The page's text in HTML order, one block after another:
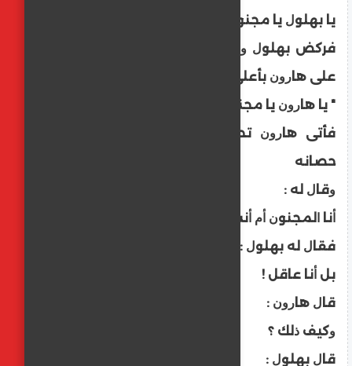
ﻳﺎ ﺑﻬﻠﻮﻝ ﻳﺎ ﻣﺠﻨﻮﻥ ﻣﺘﻰ ﺗﻌﻘﻞ ؟
ﻓﺮﻛﺾ ﺑﻬﻠﻮﻝ ﻭﺻﻌﺪ ﺇﻟﻰ ﺃﻋﻠﻰ ﺷﺠﺮﻩ ﺛﻢ ﻧﺎﺩﻯ
ﻋﻠﻰ ﻫﺎﺭﻭﻥ ﺑﺄﻋﻠﻰ ﺻﻮﺗﻪ :
" ﻳﺎ ﻫﺎﺭﻭﻥ ﻳﺎ ﻣﺠﻨﻮﻥ ﻣﺘﻰ ﺗﻌﻘﻞ ؟
ﻓﺄﺗﻰ ﻫﺎﺭﻭﻥ ﺗﺤﺖ ﺍﻟﺸﺠﺮﻩ ﻭﻫﻮ ﻋﻠﻰ ﺻﻬﻮﺓ
ﺣﺼﺎﻧﻪ
ﻭﻗﺎﻝ ﻟﻪ :
ﺃﻧﺎ ﺍﻟﻤﺠﻨﻮﻥ ﺃﻡ ﺃﻧﺖ ﺍﻟﺬﻱ ﻳﺠﻠﺲ ﻋﻠﻰ ﺍﻟﻤﻘﺎﺑﺮ !
ﻓﻘﺎﻝ ﻟﻪ ﺑﻬﻠﻮﻝ :
ﺑﻞ ﺃﻧﺎ ﻋﺎﻗﻞ !
ﻗﺎﻝ ﻫﺎﺭﻭﻥ :
ﻭﻛﻴﻒ ﺫﻟﻚ ؟
ﻗﺎﻝ ﺑﻬﻠﻮﻝ :